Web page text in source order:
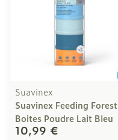
Suavinex
Suavinex Feeding Forest
Boites Poudre Lait Bleu
10,99 €